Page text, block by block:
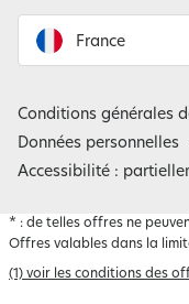
France
Belgique
Conditions générales
Données personnelles
Accessibilité :
* : de telles offres ne
Offres valables dans la
(1) voir les conditions des